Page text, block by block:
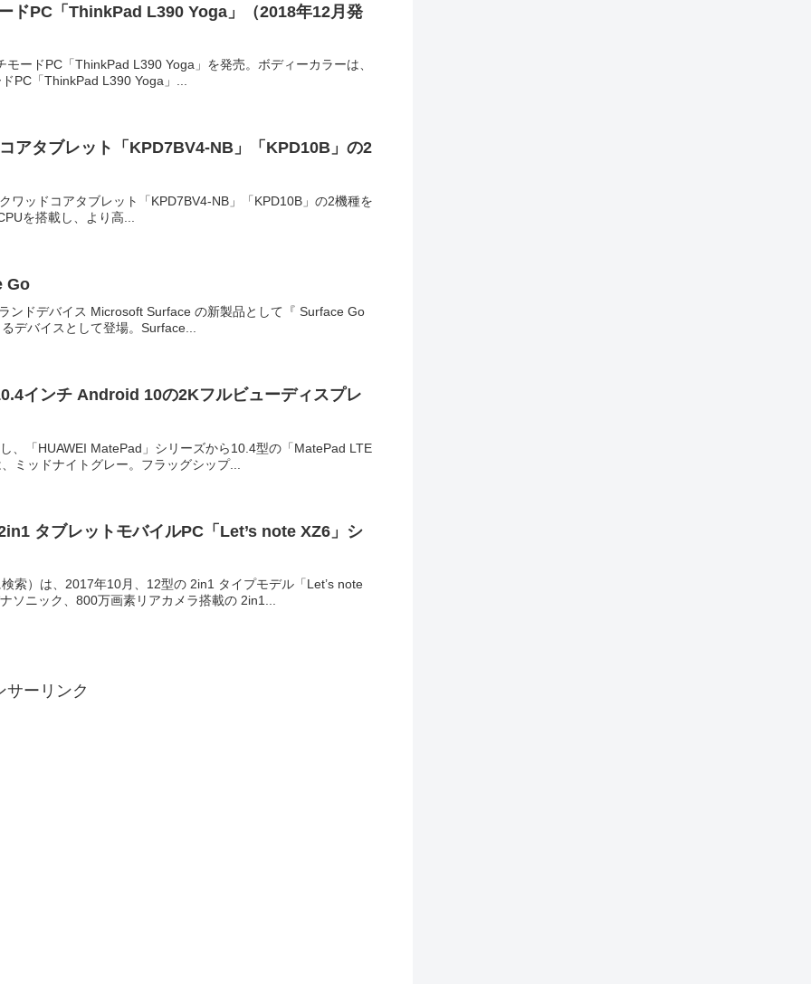
ドPC「ThinkPad L390 Yoga」（2018年12月発
ードPC「ThinkPad L390 Yoga」を発売。ボディーカラーは、
PC「ThinkPad L390 Yoga」...
アタブレット「KPD7BV4-NB」「KPD10B」の2
ッドコアタブレット「KPD7BV4-NB」「KPD10B」の2機種を
を搭載し、より高...
Go
ンドデバイス Microsoft Surface の新製品として『 Surface Go
デバイスとして登場。Surface...
インチ Android 10の2Kフルビューディスプレ
、「HUAWEI MatePad」シリーズから10.4型の「MatePad LTE
ミッドナイトグレー。フラッグシップ...
タブレットモバイルPC「Let’s note XZ6」シ
索）は、2017年10月、12型の 2in1 タイプモデル「Let’s note
ソニック、800万画素リアカメラ搭載の 2in1...
サーリンク